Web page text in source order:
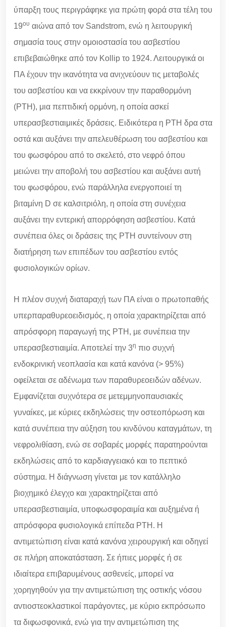
ύπαρξη τους περιγράφηκε για πρώτη φορά στα τέλη του
19ου αιώνα από τον Sandstrom, ενώ η λειτουργική
σημασία τους στην ομοιοστασία του ασβεστίου
επιβεβαιώθηκε από τον Kollip το 1924. Λειτουργικά οι
ΠΑ έχουν την ικανότητα να ανιχνεύουν τις μεταβολές
του ασβεστίου και να εκκρίνουν την παραθορμόνη
(PTH), μια πεπτιδική ορμόνη, η οποία ασκεί
υπερασβεστιαιμικές δράσεις. Ειδικότερα η PTH δρα στα
οστά και αυξάνει την απελευθέρωση του ασβεστίου και
του φωσφόρου από το σκελετό, στο νεφρό όπου
μειώνει την αποβολή του ασβεστίου και αυξάνει αυτή
του φωσφόρου, ενώ παράλληλα ενεργοποιεί τη
βιταμίνη D σε καλσιτριόλη, η οποία στη συνέχεια
αυξάνει την εντερική απορρόφηση ασβεστίου. Κατά
συνέπεια όλες οι δράσεις της PTH συντείνουν στη
διατήρηση των επιπέδων του ασβεστίου εντός
φυσιολογικών ορίων.
Η πλέον συχνή διαταραχή των ΠΑ είναι ο πρωτοπαθής
υπερπαραθυρεοειδισμός, η οποία χαρακτηρίζεται από
απρόσφορη παραγωγή της PTH, με συνέπεια την
υπερασβεστιαιμία. Αποτελεί την 3η πιο συχνή
ενδοκρινική νεοπλασία και κατά κανόνα (> 95%)
οφείλεται σε αδένωμα των παραθυρεοειδών αδένων.
Εμφανίζεται συχνότερα σε μετεμμηνοπαυσιακές
γυναίκες, με κύριες εκδηλώσεις την οστεοπόρωση και
κατά συνέπεια την αύξηση του κινδύνου καταγμάτων, τη
νεφρολιθίαση, ενώ σε σοβαρές μορφές παρατηρούνται
εκδηλώσεις από το καρδιαγγειακό και το πεπτικό
σύστημα. Η διάγνωση γίνεται με τον κατάλληλο
βιοχημικό έλεγχο και χαρακτηρίζεται από
υπερασβεστιαιμία, υποφωσφοραιμία και αυξημένα ή
απρόσφορα φυσιολογικά επίπεδα PTH. Η
αντιμετώπιση είναι κατά κανόνα χειρουργική και οδηγεί
σε πλήρη αποκατάσταση. Σε ήπιες μορφές ή σε
ιδιαίτερα επιβαρυμένους ασθενείς, μπορεί να
χορηγηθούν για την αντιμετώπιση της οστικής νόσου
αντιοστεοκλαστικοί παράγοντες, με κύριο εκπρόσωπο
τα διφωσφονικά, ενώ για την αντιμετώπιση της